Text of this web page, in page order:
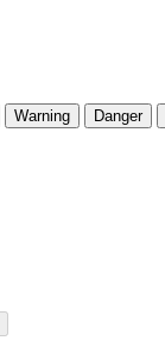
Warning Danger